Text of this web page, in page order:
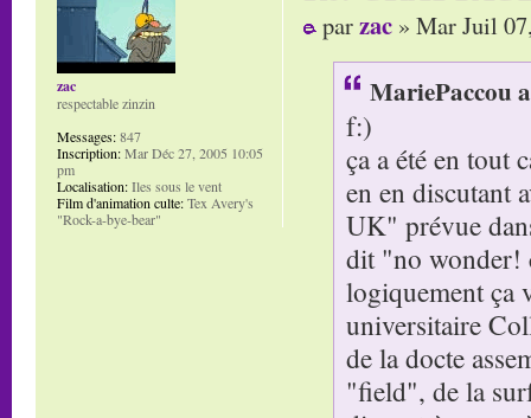
parzac » Mar Juil
MariePaccou
f:)
ça a été en tout
en en discutant
UK" prévue
dit "no wonder!
logiquement ça
universitaire
de la docte
"field", de la
zac
respectable zinzin
Messages:847
Inscription:Mar Déc 27, 2005 10:05
pm
Localisation:Iles sous le vent
Film d'animation culte:Tex Avery's
"Rock-a-bye-bear"